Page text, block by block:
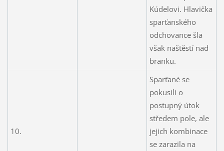
Kúdelovi. Hlavička
sparťanského
odchovance šla
však naštěstí nad
branku.
10.
Sparťané se
pokusili o
postupný útok
středem pole, ale
jejich kombinace
se zarazila na